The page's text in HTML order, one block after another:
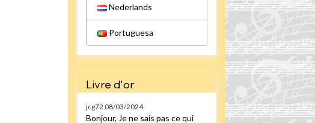
Nederlands
Portuguesa
Livre d'or
jcg72 08/03/2024
Bonjour, Je ne sais pas ce qui